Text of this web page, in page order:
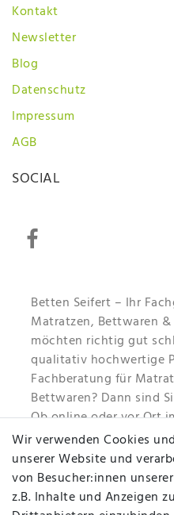
Kontakt
Newsletter
Blog
Datenschutz
Impressum
AGB
SOCIAL
Betten Seifert – Ihr
Matratzen, Bettwaren
möchten richtig gut
qualitativ hochwertige
Fachberatung für
Bettwaren? Dann sind
Ob online oder vor Ort
Ibbenbüren - wir
Mehr erfahren
Wir verwenden Cookies
unserer Website und
von Besucher:innen
z.B. Inhalte und Anzeigen